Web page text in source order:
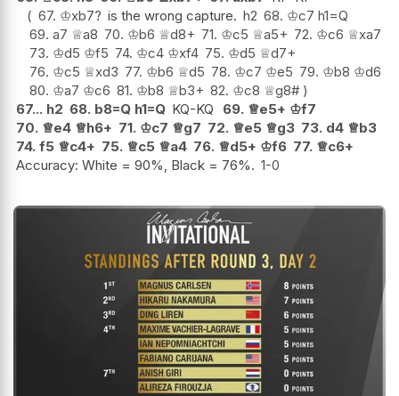
67. ♔xb7? is the wrong capture. h2 68. ♔c7 h1=Q
69. a7 ♕a8 70. ♔b6 ♕d8+ 71. ♔c5 ♕a5+ 72. ♔c6 ♕xa7
73. ♔d5 ♔f5 74. ♔c4 ♔xf4 75. ♔d5 ♕d7+
76. ♔c5 ♕xd3 77. ♔b6 ♕d5 78. ♔c7 ♔e5 79. ♔b8 ♔d6
80. ♔a7 ♔c6 81. ♔b8 ♕b3+ 82. ♔c8 ♕g8#
67... h2 68. b8=Q h1=Q KQ-KQ 69. ♕e5+ ♔f7
70. ♕e4 ♕h6+ 71. ♔c7 ♕g7 72. ♕e5 ♕g3 73. d4 ♕b3
74. f5 ♕c4+ 75. ♕c5 ♕a4 76. ♕d5+ ♔f6 77. ♕c6+
Accuracy: White = 90%, Black = 76%. 1-0